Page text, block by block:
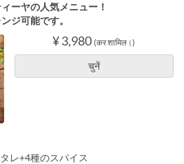
ーヤの人気メニュー！
ジ可能です。
¥ 3,980 (कर शामिल।)
चुनें
タレ+4種のスパイス